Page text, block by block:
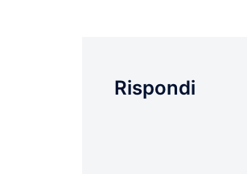
Rispondi